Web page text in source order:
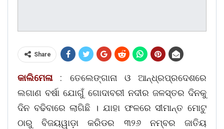
Share
କାଲିମେଳା: ତେଲେଙ୍ଗାନା ଓ ଆନ୍ଧ୍ରପ୍ରଦେଶରେ
ଲଗାଣ ବର୍ଷା ଯୋଗୁଁ ଗୋଦାବରୀ ନଦୀର ଜଳସ୍ତର ଦିନକୁ
ଦିନ ବଢିବାରେ ଲାଗିଛି । ଯାହା ଫଳରେ ସୀମାନ୍ତ ମୋଟୁ
ଠାରୁ ବିଜୟୱାଡ଼ା କରିଡର ୩୨୬ ନମ୍ବର ଜାତିୟ